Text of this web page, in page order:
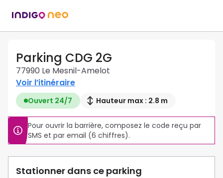
Parking CDG 2G
77990 Le Mesnil-Amelot
Voir l’itinéraire
Ouvert 24/7 Hauteur max : 2.8 m
Pour ouvrir la barrière, composez le code reçu par
SMS et par email (6 chiffres).
Stationner dans ce parking